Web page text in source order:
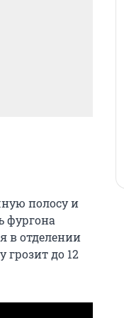
полосу и
фургона
в отделении
до 12